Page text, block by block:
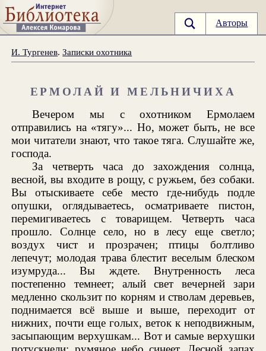
Авторы
И. Тургенев.Записки охотника
ЕРМОЛАЙ И МЕЛЬНИЧИХА
Вечером мы с охотником Ермолаем
отправились на «тягу»... Но, может быть, не все
мои читатели знают, что такое тяга. Слушайте же,
господа.
За четверть часа до захождения солнца,
весной, вы входите в рощу, с ружьем, без собаки.
Вы отыскиваете себе место где-нибудь подле
опушки, оглядываетесь, осматриваете пистон,
перемигиваетесь с товарищем. Четверть часа
прошло. Солнце село, но в лесу еще светло;
воздух чист и прозрачен; птицы болтливо
лепечут; молодая трава блестит веселым блеском
изумруда... Вы ждете. Внутренность леса
постепенно темнеет; алый свет вечерней зари
медленно скользит по корням и стволам деревьев,
поднимается всё выше и выше, переходит от
нижних, почти еще голых, веток к неподвижным,
засыпающим верхушкам... Вот и самые верхушки